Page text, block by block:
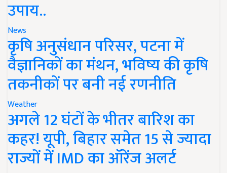
उपाय..
News
कृषि अनुसंधान परिसर, पटना में
वैज्ञानिकों का मंथन, भविष्य की कृषि
तकनीकों पर बनी नई रणनीति
Weather
अगले 12 घंटों के भीतर बारिश का
कहर! यूपी, बिहार समेत 15 से ज्यादा
राज्यों में IMD का ऑरेंज अलर्ट